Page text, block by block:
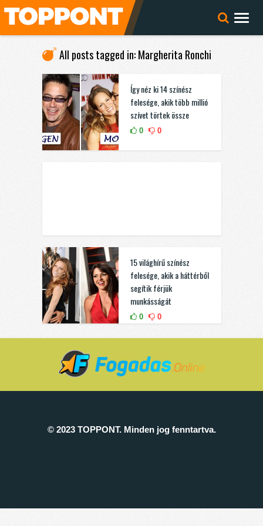
All posts tagged in: Margherita Ronchi
Így néz ki 14 színész
felesége, akik több millió
szívet törtek össze
0 0
15 világhírű színész
felesége, akik a háttérből
segítik férjük
munkásságát
0 0
© 2023 TOPPONT. Minden jog fenntartva.